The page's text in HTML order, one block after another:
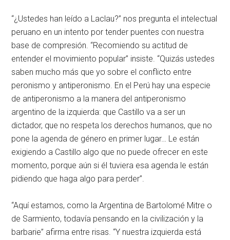
“¿Ustedes han leído a Laclau?” nos pregunta el intelectual
peruano en un intento por tender puentes con nuestra
base de compresión. “Recomiendo su actitud de
entender el movimiento popular” insiste. “Quizás ustedes
saben mucho más que yo sobre el conflicto entre
peronismo y antiperonismo. En el Perú hay una especie
de antiperonismo a la manera del antiperonismo
argentino de la izquierda: que Castillo va a ser un
dictador, que no respeta los derechos humanos, que no
pone la agenda de género en primer lugar… Le están
exigiendo a Castillo algo que no puede ofrecer en este
momento, porque aún si él tuviera esa agenda le están
pidiendo que haga algo para perder”.
“Aquí estamos, como la Argentina de Bartolomé Mitre o
de Sarmiento, todavía pensando en la civilización y la
barbarie” afirma entre risas. “Y nuestra izquierda está